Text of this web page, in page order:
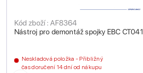
Nástroj pro demontáž spojky EBC CT041
Kód zboží : AF8364
Neskladová položka - Přibližný
čas doručení 14 dní od nákupu